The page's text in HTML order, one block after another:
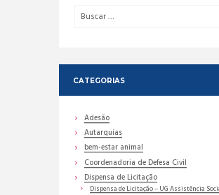
CATEGORIAS
Adesão
Autarquias
bem-estar animal
Coordenadoria de Defesa Civil
Dispensa de Licitação
Dispensa de Licitação – UG Assistência